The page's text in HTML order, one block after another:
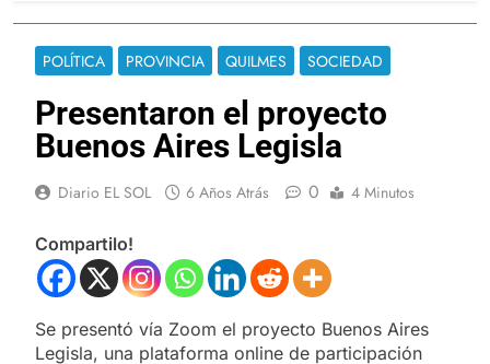
POLÍTICA PROVINCIA QUILMES SOCIEDAD
Presentaron el proyecto
Buenos Aires Legisla
Diario EL SOL 6 Años Atrás 0 4 Minutos
Compartilo!
Se presentó vía Zoom el proyecto Buenos Aires
Legisla, una plataforma online de participación